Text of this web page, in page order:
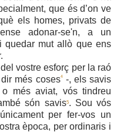
que és d’on ve
els homes, privats de
adonar-se'n, a un
quedar mut allò que ens
vostre esforç per la raó
més coses4-, els savis
més aviat, vós tindreu
són savis5. Sou vós
per fer-vos un
època, per ordinaris i